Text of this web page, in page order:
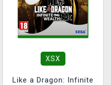
XSX
Like a Dragon: Infinite